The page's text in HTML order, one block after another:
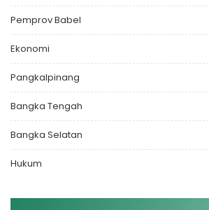
Pemprov Babel
Ekonomi
Pangkalpinang
Bangka Tengah
Bangka Selatan
Hukum